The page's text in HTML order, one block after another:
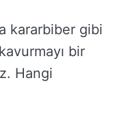
kararbiber gibi
bir
Hangi